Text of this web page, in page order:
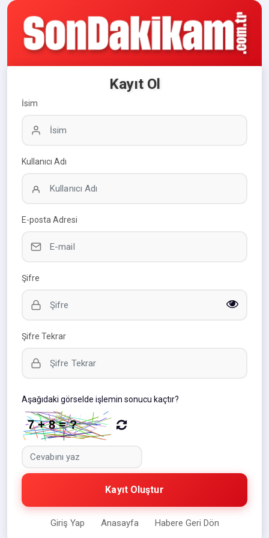
Kayıt Ol
İsim
Kullanıcı Adı
E-posta Adresi
Şifre
Şifre Tekrar
Aşağıdaki görselde işlemin sonucu kaçtır?
Kayıt Oluştur
Giriş Yap Anasayfa Habere Geri Dön